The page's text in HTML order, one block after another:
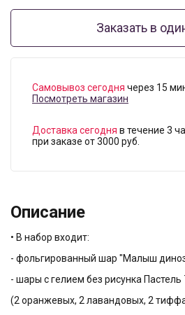
Заказать в
Самовывоз сегодня через 15
Посмотреть магазин
Доставка сегодня в течение 3
при заказе от 3000 руб.
Описание
• В набор входит:
- фольгированный шар "Малыш
- шары с гелием без рисунка Пастель
(2 оранжевых, 2 лавандовых, 2